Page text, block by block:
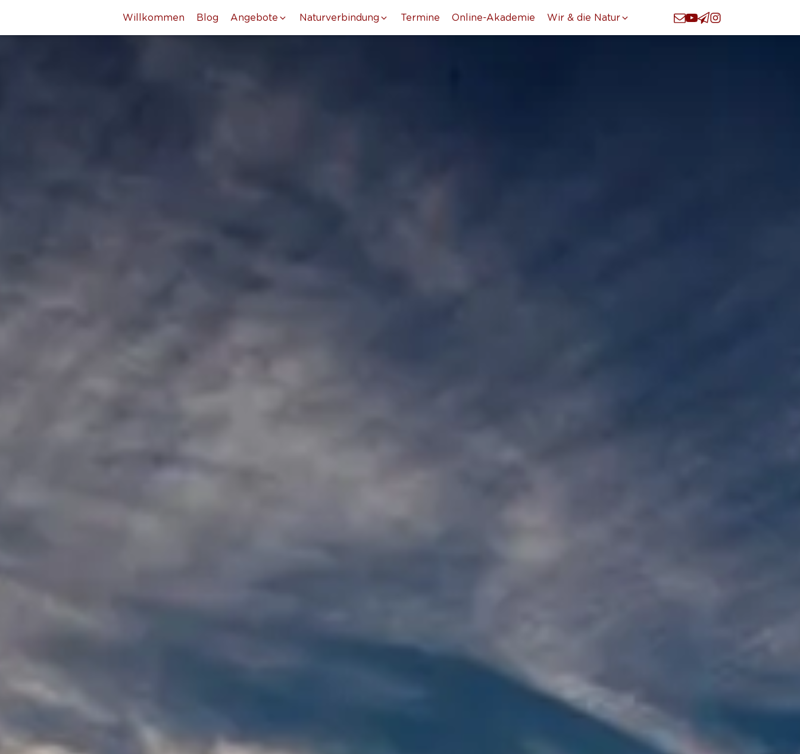
Willkommen Blog Angebote Naturverbindung Termine Online-Akademie Wir & die Natur